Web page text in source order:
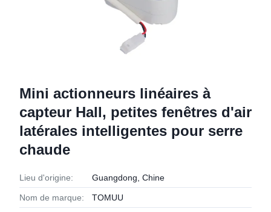
Mini actionneurs linéaires à
capteur Hall, petites fenêtres d'air
latérales intelligentes pour serre
chaude
Lieu d'origine: Guangdong, Chine
Nom de marque: TOMUU